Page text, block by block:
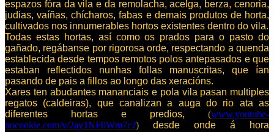
espazos fóra da vila e da remolacha, acelga, berza, cenoria,
judias, vaíñas, chícharos, fabas e demais produtos de horta,
cultivados nos innumerables hortos existentes dentro do vila.
Todas estas hortas, así como os prados para o pasto do
gañado, regábanse por rigorosa orde, respectando a quenda
establecida desde tempos remotos polos antepasados e que
estaban reflectidos nunhas follas manuscritas, que ían
pasando de pais a fillos ao longo das xeracións.
Xares ten abudantes mananciais e pola vila pasan multiples
regatos (caldeiras), que canalizan a auga do rio ata as
diferentes hortas e predios, (www.youtube-
nocookie.com/v/2ay1NF0Wm7c?) desde onde á hora